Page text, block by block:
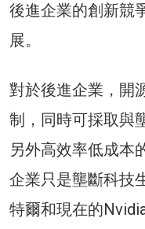
後進企業的創新競
展。
對於後進企業，開
制，同時可採取與
另外高效率低成本
企業只是壟斷科技
特爾和現在的